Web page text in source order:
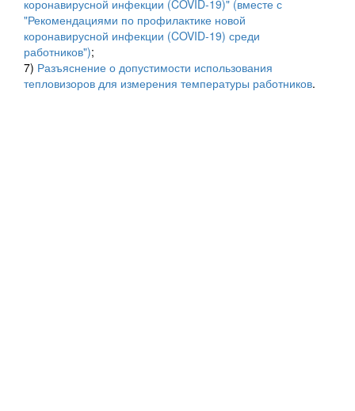
коронавирусной инфекции (COVID-19)" (вместе с
"Рекомендациями по профилактике новой
коронавирусной инфекции (COVID-19) среди
работников");
7) Разъяснение о допустимости использования
тепловизоров для измерения температуры работников.